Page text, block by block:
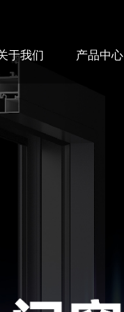
于我们 产品中心